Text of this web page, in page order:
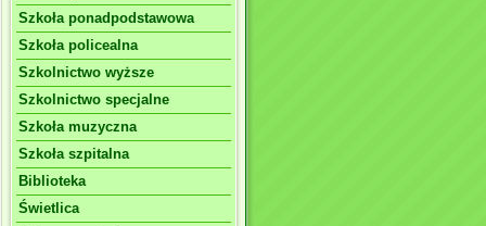
Szkoła ponadpodstawowa
Szkoła policealna
Szkolnictwo wyższe
Szkolnictwo specjalne
Szkoła muzyczna
Szkoła szpitalna
Biblioteka
Świetlica